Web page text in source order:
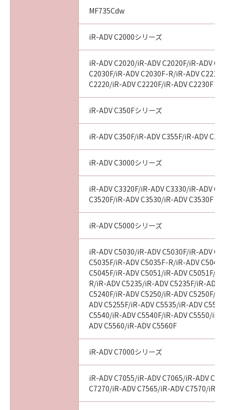
MF735Cdw
iR-ADV C2000シリーズ
iR-ADV C2020/iR-ADV C2020F/iR-ADV
C2030F/iR-ADV C2030F-R/iR-ADV
C2220/iR-ADV C2220F/iR-ADV C2230F
iR-ADV C350Fシリーズ
iR-ADV C350F/iR-ADV C355F/iR-ADV
iR-ADV C3000シリーズ
iR-ADV C3320F/iR-ADV C3330/iR-ADV
C3520F/iR-ADV C3530/iR-ADV C3530F
iR-ADV C5000シリーズ
iR-ADV C5030/iR-ADV C5030F/iR-ADV
C5035F/iR-ADV C5035F-R/iR-ADV
C5045F/iR-ADV C5051/iR-ADV C5051F/
R/iR-ADV C5235/iR-ADV C5235F/iR-ADV
C5240F/iR-ADV C5250/iR-ADV C5250F/
ADV C5255F/iR-ADV C5535/iR-ADV
C5540/iR-ADV C5540F/iR-ADV C5550/iR-
ADV C5560/iR-ADV C5560F
iR-ADV C7000シリーズ
iR-ADV C7055/iR-ADV C7065/iR-ADV
C7270/iR-ADV C7565/iR-ADV C7570/iR-